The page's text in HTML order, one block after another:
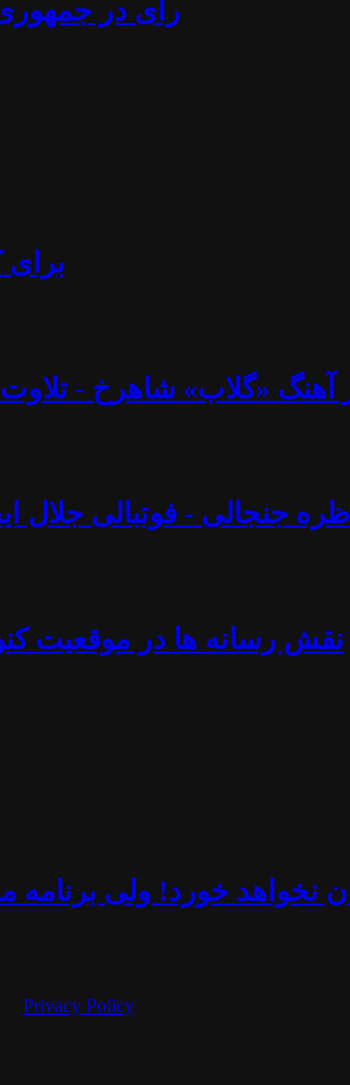
رأی در جمهوری
برای
«گلاب» شاهرخ - تلاوت آیاتی از منجلاب
جنجالی - فوتبالی
نقش رسانه ها در موقعیت
نخواهد خورد! ولی برنامه
Privacy Policy